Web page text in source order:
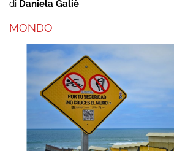
di Daniela Galiè
MONDO